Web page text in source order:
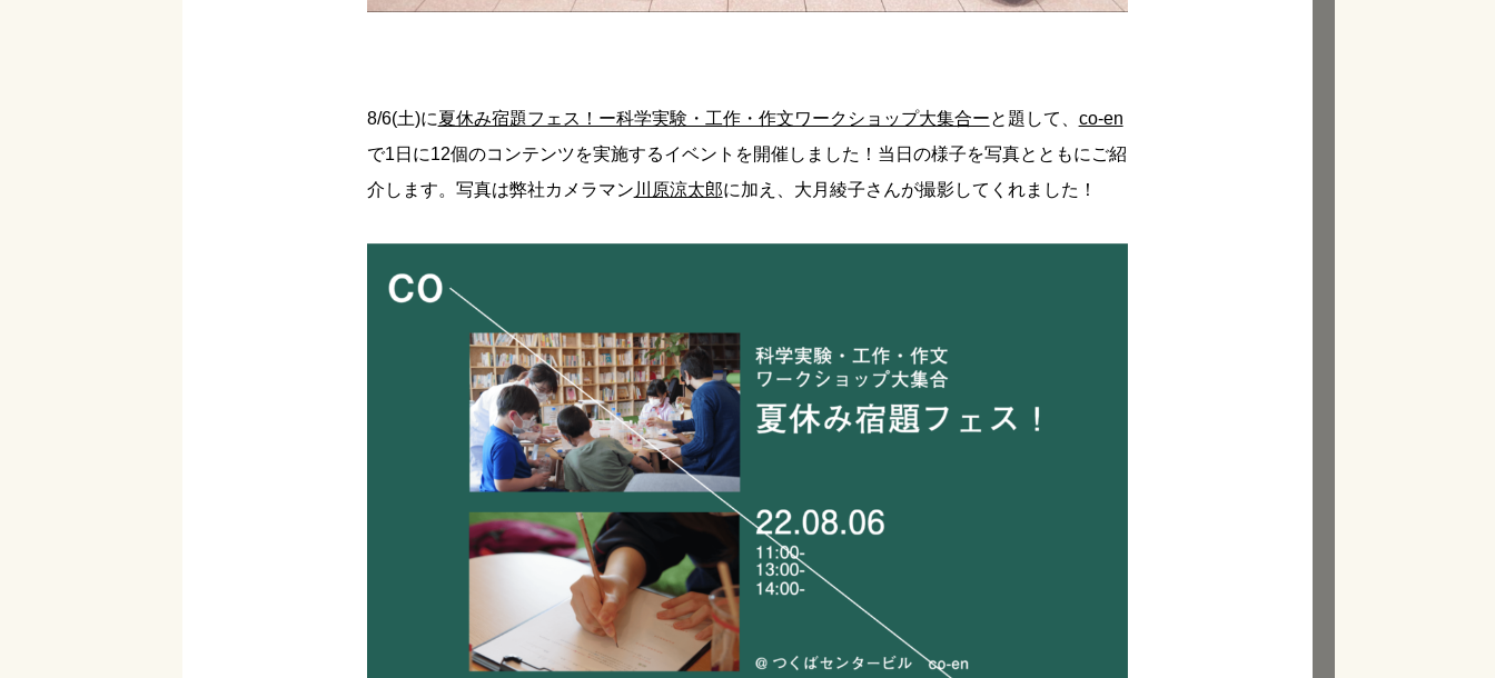
8/6(土)に夏休み宿題フェス！ー科学実験・工作・作文ワークショップ大集合ーと題して、 co-en
で1日に12個のコンテンツを実施するイベントを開催しました！当日の様子を写真とともにご紹
介します。写真は弊社カメラマン川原涼太郎に加え、大月綾子さんが撮影してくれました！